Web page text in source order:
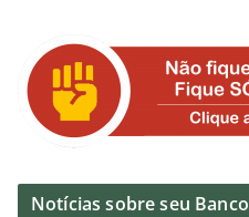
Notícias sobre seu Banco